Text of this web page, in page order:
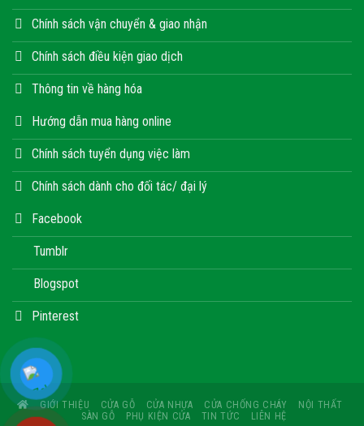
Chính sách vận chuyển & giao nhận
Chính sách điều kiện giao dịch
Thông tin về hàng hóa
Hướng dẫn mua hàng online
Chính sách tuyển dụng việc làm
Chính sách dành cho đối tác/ đại lý
Facebook
Tumblr
Blogspot
Pinterest
GIỚI THIỆU CỬA GỖ CỬA NHỰA CỬA CHỐNG CHÁY
NỘI THẤT
SÀN GỖ
PHỤ KIỆN CỬA TIN TỨC LIÊN HỆ